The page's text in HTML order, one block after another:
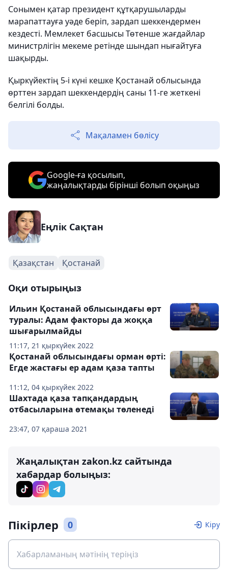
Сонымен қатар президент құтқарушыларды
марапаттауға уәде беріп, зардап шеккендермен
кездесті. Мемлекет басшысы Төтенше жағдайлар
министрлігін мекеме ретінде шындап нығайтуға
шақырды.
Қыркүйектің 5-і күні кешке Қостанай облысында
өрттен зардап шеккендердің саны 11-ге жеткені
белгілі болды.
Мақаламен бөлісу
Google-ға қосылып,
жаңалықтарды бірінші болып оқыңыз
Еңлік Сақтан
Қазақстан Қостанай
Оқи отырыңыз
11:17, 21 қыркүйек 2022
Ильин Қостанай облысындағы өрт
туралы: Адам факторы да жоққа
шығарылмайды
11:12, 04 қыркүйек 2022
Қостанай облысындағы орман өрті:
Егде жастағы ер адам қаза тапты
23:47, 07 қараша 2021
Шахтада қаза тапқандардың
отбасыларына өтемақы төленеді
Жаңалықтан zakon.kz сайтында
хабардар болыңыз:
Пікірлер 0 Кіру